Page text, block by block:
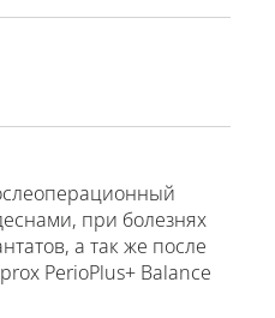
при болезнях
а так же после
PerioPlus+ Balance